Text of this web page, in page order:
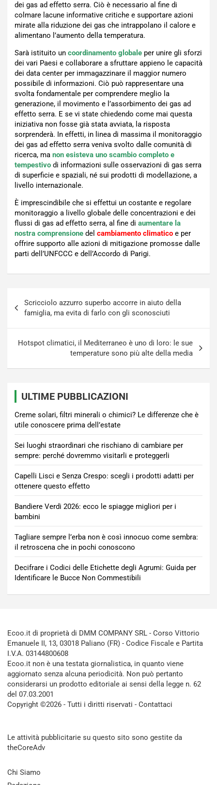
dei gas ad effetto serra. Ciò è necessario al fine di
colmare lacune informative critiche e supportare azioni
mirate alla riduzione dei gas che intrappolano il calore e
alimentano l’aumento della temperatura.
Sarà istituito un coordinamento globale per unire gli sforzi
dei vari Paesi e collaborare a sfruttare appieno le capacità
dei data center per immagazzinare il maggior numero
possibile di informazioni. Ciò può rappresentare una
svolta fondamentale per comprendere meglio la
generazione, il movimento e l’assorbimento dei gas ad
effetto serra. E se vi state chiedendo come mai questa
iniziativa non fosse già stata avviata, la risposta
sorprenderà. In effetti, in linea di massima il monitoraggio
dei gas ad effetto serra veniva svolto dalle comunità di
ricerca, ma non esisteva uno scambio completo e
tempestivo di informazioni sulle osservazioni di gas serra
di superficie e spaziali, né sui prodotti di modellazione, a
livello internazionale.
È imprescindibile che si effettui un costante e regolare
monitoraggio a livello globale delle concentrazioni e dei
flussi di gas ad effetto serra, al fine di aumentare la
nostra comprensione del cambiamento climatico e per
offrire supporto alle azioni di mitigazione promosse dalle
parti dell’UNFCCC e dell’Accordo di Parigi.
articoli
Scricciolo azzurro superbo accorre in aiuto della
famiglia, ma evita di farlo con gli sconosciuti
Hotspot climatici, il Mediterraneo è uno di loro: le sue
temperature sono più alte della media
ULTIME PUBBLICAZIONI
Creme solari, filtri minerali o chimici? Le differenze che è
utile conoscere prima dell’estate
Sei luoghi straordinari che rischiano di cambiare per
sempre: perché dovremmo visitarli e proteggerli
Capelli Lisci e Senza Crespo: scegli i prodotti adatti per
ottenere questo effetto
Bandiere Verdi 2026: ecco le spiagge migliori per i
bambini
Tagliare sempre l’erba non è così innocuo come sembra:
il retroscena che in pochi conoscono
Decifrare i Codici delle Etichette degli Agrumi: Guida per
Identificare le Bucce Non Commestibili
Ecoo.it di proprietà di DMM COMPANY SRL - Corso Vittorio
Emanuele II, 13, 03018 Paliano (FR) - Codice Fiscale e Partita
I.V.A. 03144800608
Ecoo.it non è una testata giornalistica, in quanto viene
aggiornato senza alcuna periodicità. Non può pertanto
considerarsi un prodotto editoriale ai sensi della legge n. 62
del 07.03.2001
Copyright ©2026 - Tutti i diritti riservati - Contattaci
Le attività pubblicitarie su questo sito sono gestite da
theCoreAdv
Chi Siamo